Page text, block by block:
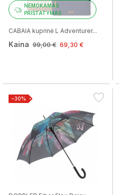
NEMOKAMAS
PRISTATYMAS
CABAIA kuprinė L Adventurer...
Kaina 99,00 € 69,30 €
−30%